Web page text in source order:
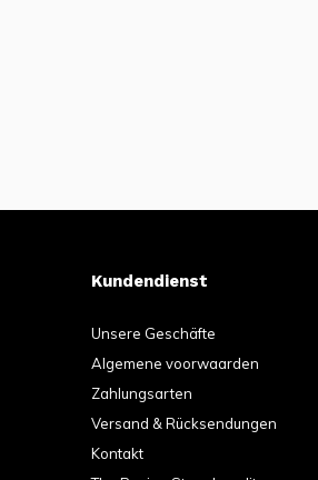
Kundendienst
Unsere Geschäfte
Algemene voorwaarden
Zahlungsarten
Versand & Rücksendungen
Kontakt